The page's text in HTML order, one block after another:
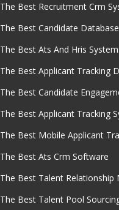
The Best Recruitment Crm
The Best Candidate Database
The Best Ats And Hris
The Best Applicant Tracking
The Best Candidate
The Best Applicant Tracking
The Best Mobile Applicant
The Best Ats Crm Software
The Best Talent Relationship
The Best Talent Pool